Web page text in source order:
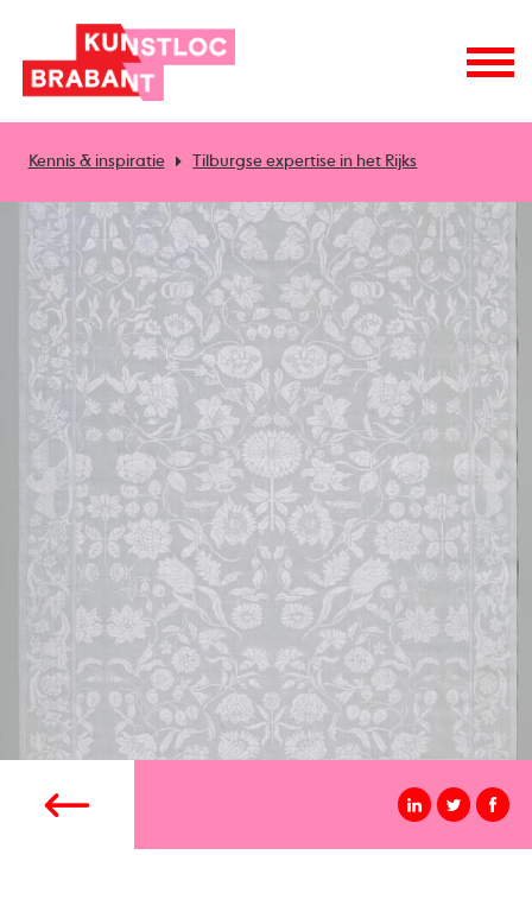
Kennis & inspiratie Tilburgse expertise in het Rijks